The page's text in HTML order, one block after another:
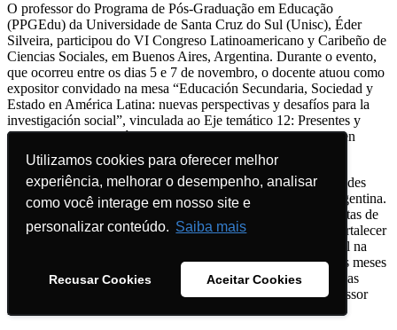
Utilizamos cookies para oferecer melhor
experiência, melhorar o desempenho, analisar
como você interage em nosso site e
personalizar conteúdo. Saiba mais
Recusar Cookies Aceitar Cookies
Utilizamos cookies para oferecer melhor
experiência, melhorar o desempenho, analisar
como você interage em nosso site e
personalizar conteúdo. Saiba mais
Recusar Cookies Aceitar Cookies
O professor do Programa de Pós-Graduação em Educação
(PPGEdu) da Universidade de Santa Cruz do Sul (Unisc), Éder
Silveira, participou do VI Congreso Latinoamericano y Caribeño de
Ciencias Sociales, em Buenos Aires, Argentina. Durante o evento,
que ocorreu entre os dias 5 e 7 de novembro, o docente atuou como
expositor convidado na mesa “Educación Secundaria, Sociedad y
Estado en América Latina: nuevas perspectivas y desafíos para la
investigación social”, vinculada ao Eje temático 12: Presentes y
futuros de la educación, de las infancias y de las juventudes en
América Latina y el Caribe.
Além da mesa temática, Éder participou de reuniões e atividades
com a rede de pesquisadores de Educação Secundária da Argentina.
O objetivo foi fortalecer parcerias e construir agendas conjuntas de
pesquisa e extensão entre grupos e instituições, bem como fortalecer
o Congresso Internacional Ensino Médio e Educação Integral na
América Latina, promovido pelo PPGEdu Unisc, sempre nos meses
de novembro, sob coordenação do Grupo de Pesquisa Políticas
Educacionais, Currículo e Sociedade, coordenado pelo professor
Éder.